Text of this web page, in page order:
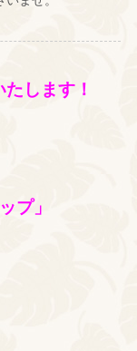
たします！
プ」